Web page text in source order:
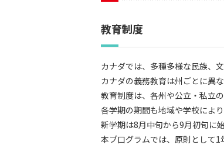
教育制度
カナダでは、多種多様な民族、
カナダの義務教育は州ごとに異
教育制度は、各州や公立・私立
各学期の期間も地域や学校によ
新学期は8月中旬から9月初旬に
本ブ口グラムでは、原則として